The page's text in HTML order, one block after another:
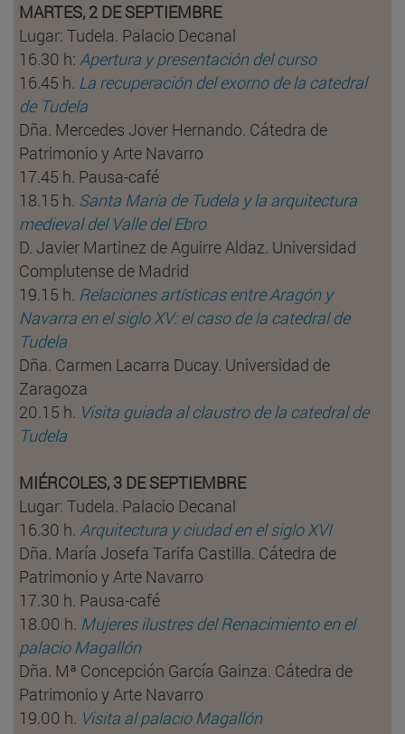
MARTES, 2 DE SEPTIEMBRE
Lugar: Tudela. Palacio Decanal
16.30 h: Apertura y presentación del curso
16.45 h. La recuperación del exorno de la catedral
de Tudela
Dña. Mercedes Jover Hernando. Cátedra de
Patrimonio y Arte Navarro
17.45 h. Pausa-café
18.15 h. Santa María de Tudela y la arquitectura
medieval del Valle del Ebro
D. Javier Martinez de Aguirre Aldaz. Universidad
Complutense de Madrid
19.15 h. Relaciones artísticas entre Aragón y
Navarra en el siglo XV: el caso de la catedral de
Tudela
Dña. Carmen Lacarra Ducay. Universidad de
Zaragoza
20.15 h. Visita guiada al claustro de la catedral de
Tudela
MIÉRCOLES, 3 DE SEPTIEMBRE
Lugar: Tudela. Palacio Decanal
16.30 h. Arquitectura y ciudad en el siglo XVI
Dña. María Josefa Tarifa Castilla. Cátedra de
Patrimonio y Arte Navarro
17.30 h. Pausa-café
18.00 h. Mujeres ilustres del Renacimiento en el
palacio Magallón
Dña. Mª Concepción García Gainza. Cátedra de
Patrimonio y Arte Navarro
19.00 h. Visita al palacio Magallón